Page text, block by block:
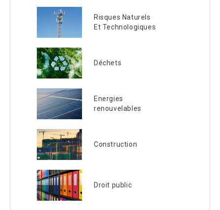
Risques Naturels
Et Technologiques
Déchets
Energies
renouvelables
Construction
Droit public